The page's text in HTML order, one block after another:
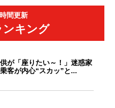
間更新
ンキング
が「座りたい～！」迷惑家
客が内心“スカッ”と...